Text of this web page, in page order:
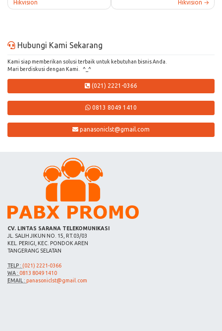
navigation
Hikvision
Hikvision
Hubungi Kami Sekarang
Kami siap memberikan solusi terbaik untuk kebutuhan bisnis Anda.
Mari berdiskusi dengan Kami. ^_^
(021) 2221-0366
0813 8049 1410
panasoniclst@gmail.com
CV. LINTAS SARANA TELEKOMUNIKASI
JL. SALIH JIKUN NO. 15, RT.03/03
KEL. PERIGI, KEC. PONDOK AREN
TANGERANG SELATAN
TELP : (021) 2221-0366
WA : 0813 8049 1410
EMAIL : panasoniclst@gmail.com